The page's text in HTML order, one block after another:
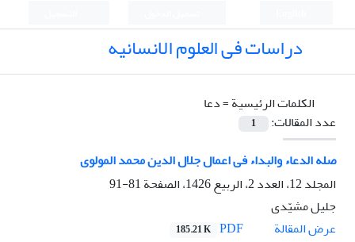
دراسات فی العلوم الانسانیه
الكلمات الرئيسية =دعا
عدد المقالات:
1
صله الدعاء والبداء فی اعمال جلال الدین محمد المولوی
المجلد 12، العدد 2، الربيع 1426، الصفحة
81-91
جلیل مشیّدی
عرض المقالة
185.21 K